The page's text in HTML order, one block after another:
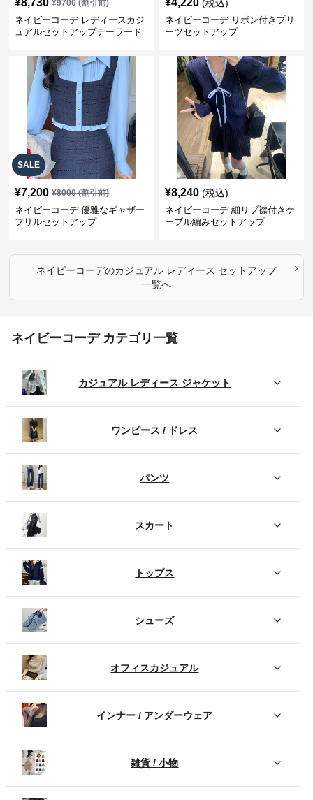
¥8,730 ¥9700(割引前)
ネイビーコーデ レディースカジ
ュアルセットアップテーラード
¥4,220 (税込)
ネイビーコーデ リボン付きプリ
ーツセットアップ
SALE
¥7,200 ¥8000(割引前)
ネイビーコーデ 優雅なギャザー
フリルセットアップ
¥8,240 (税込)
ネイビーコーデ 細リブ襟付きケ
ーブル編みセットアップ
ネイビーコーデのカジュアル レディース セットアップ
一覧へ
›
ネイビーコーデ カテゴリ一覧
カジュアル レディース ジャケット
ワンピース / ドレス
パンツ
スカート
トップス
シューズ
オフィスカジュアル
インナー / アンダーウェア
雑貨 / 小物